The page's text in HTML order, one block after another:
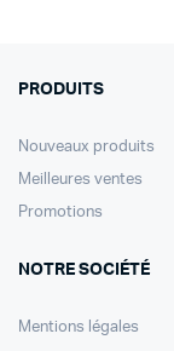
PRODUITS
Nouveaux produits
Meilleures ventes
Promotions
NOTRE SOCIÉTÉ
Mentions légales